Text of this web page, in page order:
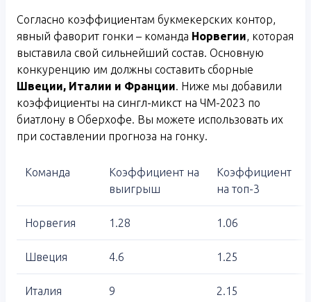
Согласно коэффициентам букмекерских контор,
явный фаворит гонки – команда Норвегии, которая
выставила свой сильнейший состав. Основную
конкуренцию им должны составить сборные
Швеции, Италии и Франции. Ниже мы добавили
коэффициенты на сингл-микст на ЧМ-2023 по
биатлону в Оберхофе. Вы можете использовать их
при составлении прогноза на гонку.
Команда
Коэффициент на
выигрыш
Коэффициент
на топ-3
Норвегия 1.28 1.06
Швеция 4.6 1.25
Италия 9 2.15